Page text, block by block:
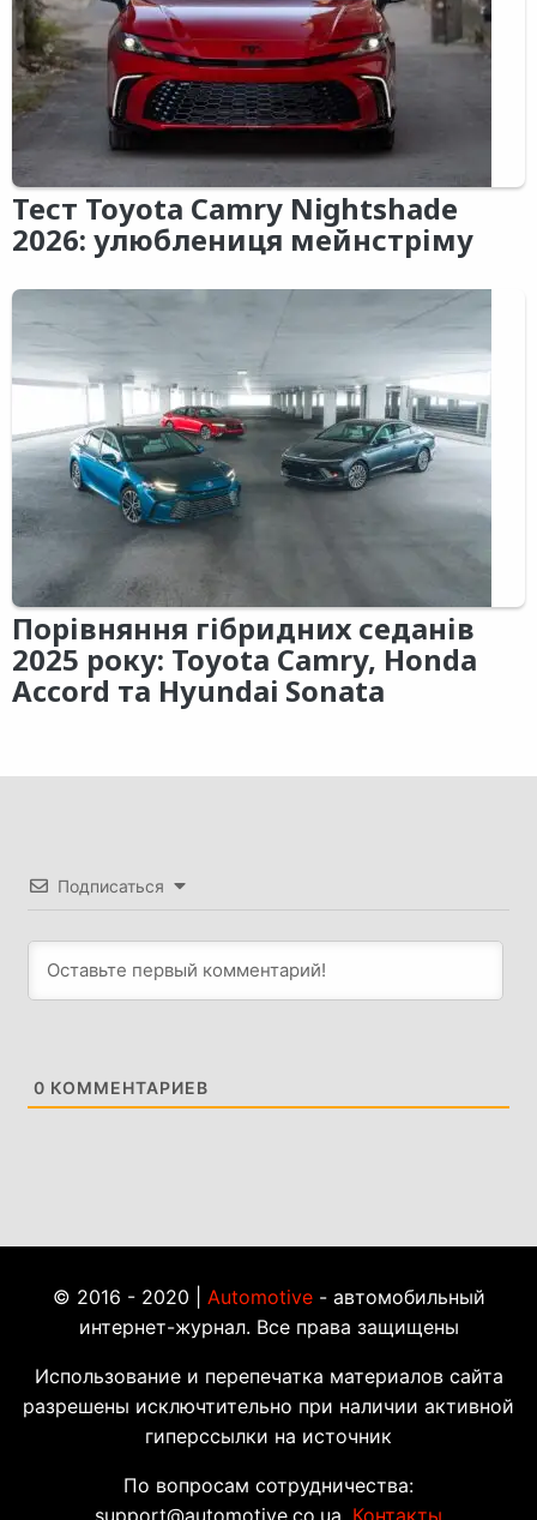
Тест Toyota Camry Nightshade
2026: улюблениця мейнстріму
Порівняння гібридних седанів
2025 року: Toyota Camry, Honda
Accord та Hyundai Sonata
Подписаться
0 КОММЕНТАРИЕВ
© 2016 - 2020 | Automotive- автомобильный
интернет-журнал. Все права защищены
Использование и перепечатка материалов сайта
разрешены исключтительно при наличии активной
гиперссылки на источник
По вопросам сотрудничества:
support@automotive.co.ua. Контакты